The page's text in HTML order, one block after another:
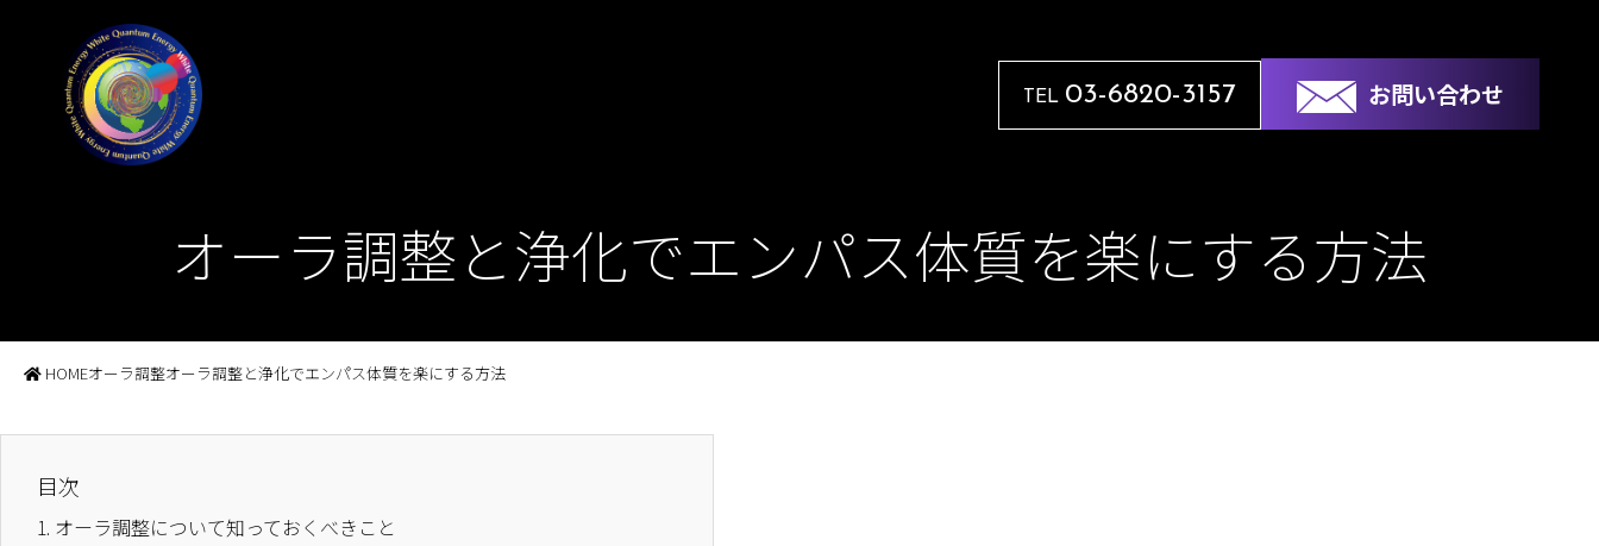
TEL 03-6820-3157 お問い合わせ
オーラ調整と浄化でエンパス体質を楽にする方法
HOMEオーラ調整オーラ調整と浄化でエンパス体質を楽にする方法
目次
1. オーラ調整について知っておくべきこと